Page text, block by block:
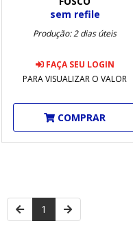
sem refile
Produção: 2 dias úteis
FAÇA SEU LOGIN
PARA VISUALIZAR O VALOR
COMPRAR
1